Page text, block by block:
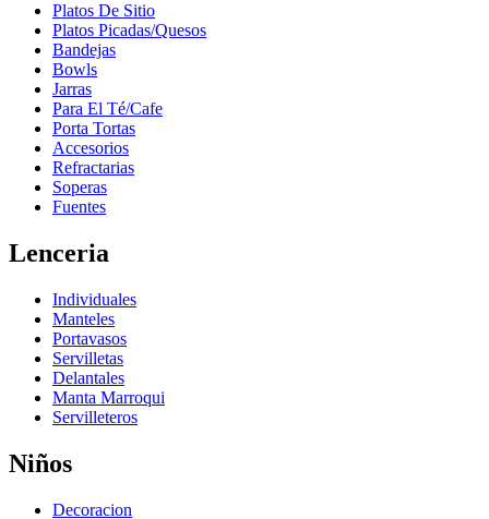
Platos De Sitio
Platos Picadas/Quesos
Bandejas
Bowls
Jarras
Para El Té/Cafe
Porta Tortas
Accesorios
Refractarias
Soperas
Fuentes
Lenceria
Individuales
Manteles
Portavasos
Servilletas
Delantales
Manta Marroqui
Servilleteros
Niños
Decoracion